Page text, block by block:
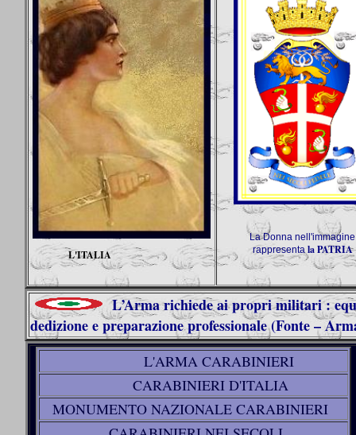
L'ITALIA
La Donna nell'immagine
rappresenta la PATRIA
L’Arma richiede ai propri militari :
dedizione e preparazione professionale (Fonte –
L'ARMA CARABINIERI
CARABINIERI D'ITALIA
MONUMENTO NAZIONALE CARABINIERI